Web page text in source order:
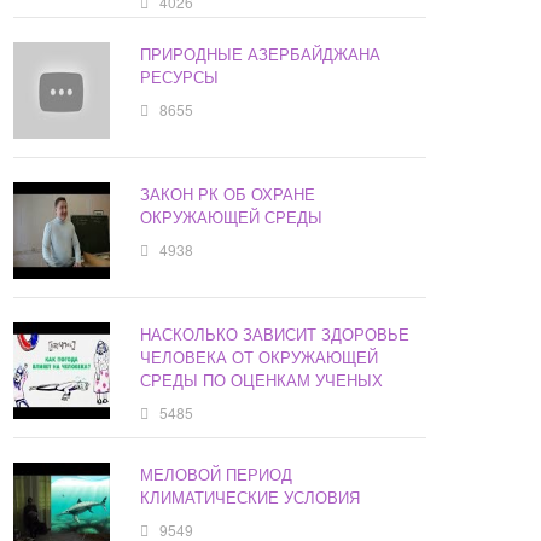
ПРИРОДНЫЕ АЗЕРБАЙДЖАНА
РЕСУРСЫ
8655
ЗАКОН РК ОБ ОХРАНЕ
ОКРУЖАЮЩЕЙ СРЕДЫ
4938
НАСКОЛЬКО ЗАВИСИТ ЗДОРОВЬЕ
ЧЕЛОВЕКА ОТ ОКРУЖАЮЩЕЙ
СРЕДЫ ПО ОЦЕНКАМ УЧЕНЫХ
5485
МЕЛОВОЙ ПЕРИОД
КЛИМАТИЧЕСКИЕ УСЛОВИЯ
9549